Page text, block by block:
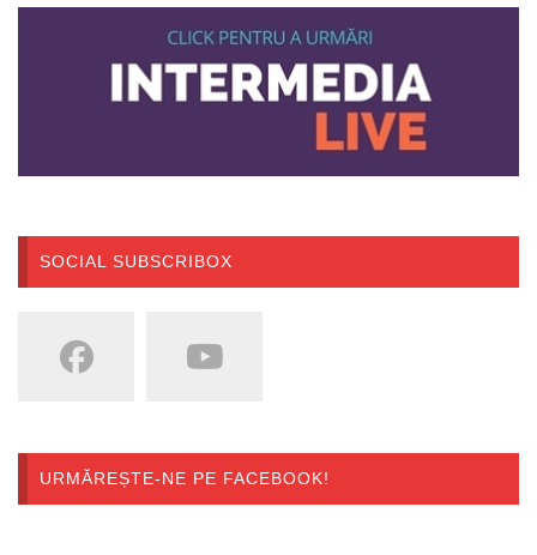
SOCIAL SUBSCRIBOX
URMĂREȘTE-NE PE FACEBOOK!